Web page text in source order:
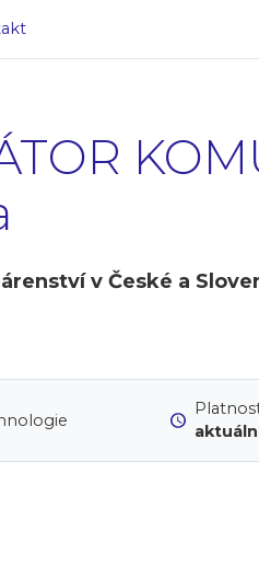
v České a